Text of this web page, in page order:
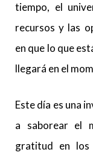
tiempo, el
recursos y las
en que lo que
llegará en el
Este día es una
a saborear el
gratitud en los